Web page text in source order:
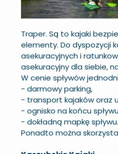
Traper. Są to kajaki
elementy. Do dyspozycji
asekuracyjnych i
asekuracyjny dla siebie,
W cenie spływów
- darmowy parking,
- transport kajaków oraz
- ognisko na końcu
- dokładną mapkę spływu.
Ponadto można